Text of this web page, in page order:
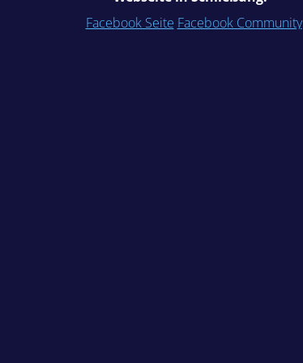
Facebook Seite Facebook Community